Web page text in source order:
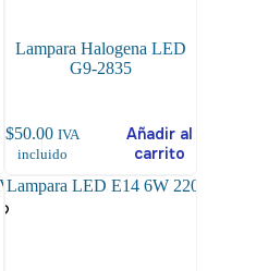
Lampara Halogena LED
G9-2835
$50.00 IVA
incluido
Añadir al
carrito